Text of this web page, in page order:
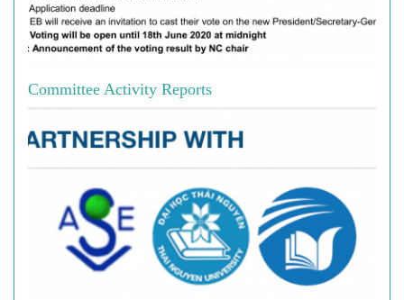
Committee Activity Reports